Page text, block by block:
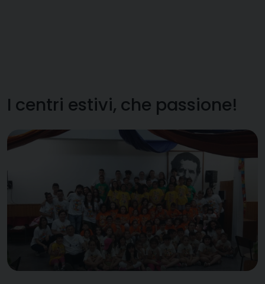
I centri estivi, che passione!